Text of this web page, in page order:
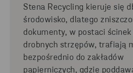
Stena Recycling kieruje się
środowisko, dlatego
dokumenty, w postaci
drobnych strzępów, trafiają
bezpośrednio do zakładów
papierniczych, gdzie